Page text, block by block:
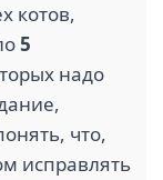
котов,
5
надо
что,
исправлять